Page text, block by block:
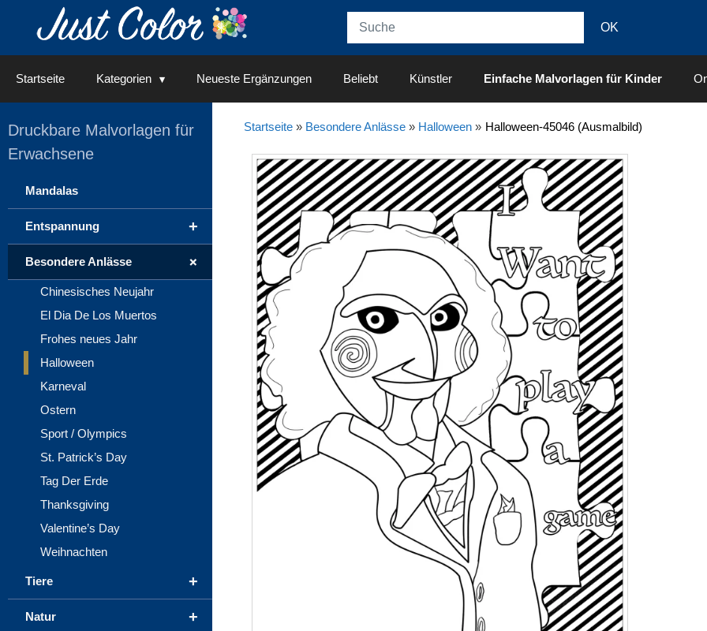
Startseite Kategorien Neueste Ergänzungen Beliebt Künstler Einfache Malvorlagen für Kinder
Startseite» Besondere Anlässe» Halloween» Halloween-45046 (Ausmalbild)
Druckbare Malvorlagen für
Erwachsene
Mandalas
+
Entspannung
+
Besondere Anlässe
Chinesisches Neujahr
El Dia De Los Muertos
Frohes neues Jahr
Halloween
Karneval
Ostern
Sport / Olympics
St. Patrick’s Day
Tag Der Erde
Thanksgiving
Valentine’s Day
Weihnachten
+
Tiere
+
Natur